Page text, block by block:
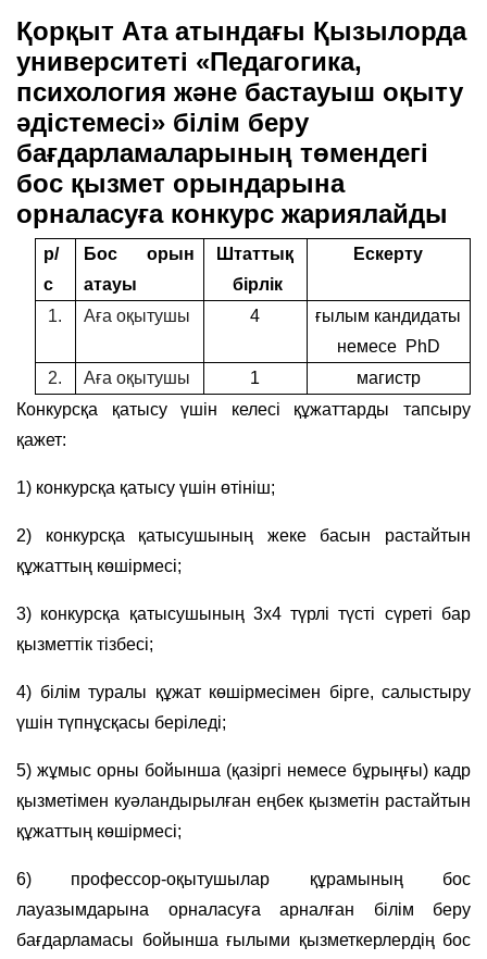
Қорқыт Ата атындағы Қызылорда
университеті «Педагогика,
психология және бастауыш оқыту
әдістемесі» білім беру
бағдарламаларының төмендегі
бос қызмет орындарына
орналасуға конкурс жариялайды
р/
с
Бос орын
атауы
Штаттық
бірлік
Ескерту
1. Аға оқытушы 4
ғылым кандидаты
немесе PhD
2.
Аға оқытушы 1
магистр
Конкурсқа қатысу үшін келесі құжаттарды тапсыру
қажет:
1) конкурсқа қатысу үшін өтініш;
2) конкурсқа қатысушының жеке басын растайтын
құжаттың көшірмесі;
3) конкурсқа қатысушының 3х4 түрлі түсті сүреті бар
қызметтік тізбесі;
4) білім туралы құжат көшірмесімен бірге, салыстыру
үшін түпнұсқасы беріледі;
5) жұмыс орны бойынша (қазіргі немесе бұрыңғы) кадр
қызметімен куәландырылған еңбек қызметін растайтын
құжаттың көшірмесі;
6) профессор-оқытушылар құрамының бос
лауазымдарына орналасуға арналған білім беру
бағдарламасы бойынша ғылыми қызметкерлердің бос